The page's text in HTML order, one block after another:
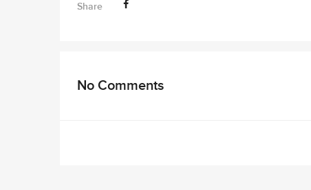
Share
No Comments